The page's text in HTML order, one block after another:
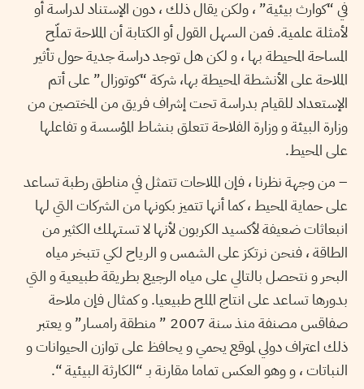
في “كوارث بيئية” ، ولكن يقال ذلك ، دون الإستناد لدراسة أو
لأمثلة علمية. فمن السهل القول أو الكتابة أن الملاحة تملّح
المساحة المحيطة بها ، و لكن هل توجد دراسة جدية حول تأثير
الملاحة على الأنشطة المحيطة بها، شركة “كوتوزال” على أتم
الإستعداد للقيام بدراسة تحت إشراف فريق من المختصين من
وزارة البيئة و وزارة الفلاحة تتعلق بنشاط المؤسسة و تفاعلها
على المحيط.
– من وجهة نظرنا ، فإن الملاحات تتمثل في مناطق رطبة تساعد
على حماية المحيط ، كما أنها تتميز بكونها من الشركات التي لها
انبعاثات ضعيفة لأكسيد الكربون لأنها لا تستهلك الكثير من
الطاقة ، فنحن نرتكز على الشمس و الرياح لكي تتبخر مياه
البحر و نتحصل بالتالي على مياه الرجيع بطريقة طبيعية و التي
بدورها تساعد على انتاج الملح طبيعيا. و كمثال فإن ملاحة
صفاقس مصنفة منذ سنة 2007 ” منطقة رامسار” و يعتبر
ذلك اعتراف دولي لموقع يحمي و يحافظ على توازن الحيوانات و
النباتات ، و وهو العكس تماما مقارنة بـ “الكارثة البيئية “.